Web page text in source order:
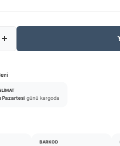
Pazartesi günü kargoda
BARKOD